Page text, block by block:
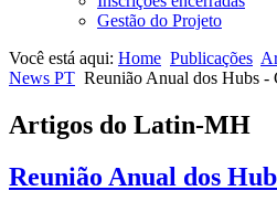
Gestão do Projeto
Você está aqui: Home Publicações
News PT Reunião Anual dos Hubs -
Artigos do Latin-MH
Reunião Anual dos